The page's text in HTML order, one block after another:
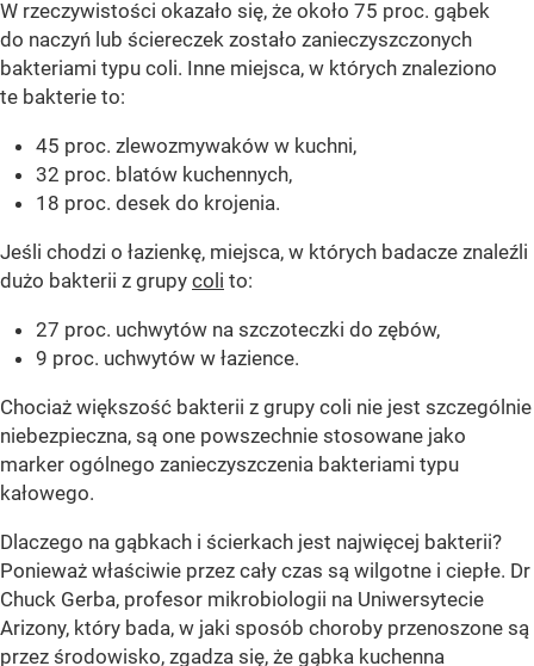
W rzeczywistości okazało się, że około 75 proc. gąbek
do naczyń lub ściereczek zostało zanieczyszczonych
bakteriami typu coli. Inne miejsca, w których znaleziono
te bakterie to:
45 proc. zlewozmywaków w kuchni,
32 proc. blatów kuchennych,
18 proc. desek do krojenia.
Jeśli chodzi o łazienkę, miejsca, w których badacze znaleźli
dużo bakterii z grupy coli to:
27 proc. uchwytów na szczoteczki do zębów,
9 proc. uchwytów w łazience.
Chociaż większość bakterii z grupy coli nie jest szczególnie
niebezpieczna, są one powszechnie stosowane jako
marker ogólnego zanieczyszczenia bakteriami typu
kałowego.
Dlaczego na gąbkach i ścierkach jest najwięcej bakterii?
Ponieważ właściwie przez cały czas są wilgotne i ciepłe. Dr
Chuck Gerba, profesor mikrobiologii na Uniwersytecie
Arizony, który bada, w jaki sposób choroby przenoszone są
przez środowisko, zgadza się, że gąbka kuchenna